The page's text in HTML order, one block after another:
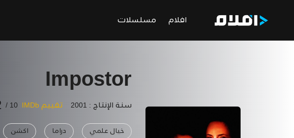
افلام مسلسلات
Impostor
سنة الإنتاج : 2001 تقييم IMDb 10 /
خيال علمي دراما اكشن